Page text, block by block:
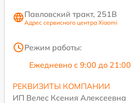
Павловский тракт, 251В
Адрес сервисного центра Xiaomi
Режим работы:
Ежедневно с 9:00 до 21:00
РЕКВИЗИТЫ КОМПАНИИ
ИП Велес Ксения Алексеевна